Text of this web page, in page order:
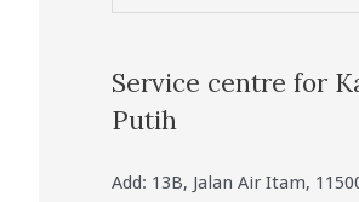
Service centre for
Putih
Add: 13B, Jalan Air Itam,